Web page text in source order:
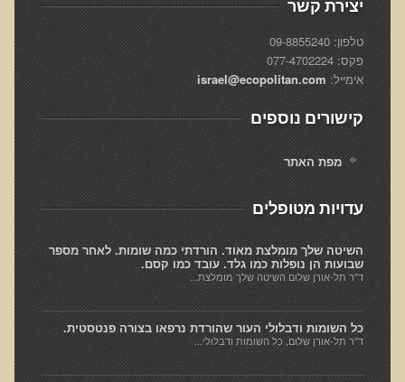
Vitamin B12
Sunspots, Age Spots and 'Liver Spots'
Vitamin D
ADD & Autism
האמת על המזון / The Truth About Your Food
ד"ר תל-אורן ברדיו
מערכת העיכול
נפש בריאה במוח בריא
אנטי אייג'ינג
תזונה ובריאות
טיהור רעלים
חיים ארוכים ובריאים
יצירת קשר
טלפון: 09-8855240
פקס: 077-4702224
אימייל: israel@ecopolitan.com
קישורים נוספים
מפת האתר
עדויות מטופלים
השיטה שלך מומלצת מאוד. הורדתי כמה שומות. לאחר מספר
שבועות הן נופלות כמו גלד. עובד כמו קסם.
ד"ר תל-אורן שלום השיטה שלך מומלצת...
כל השומות ודבלולי העור שהורדת נרפאו בצורה פנטסטית.
ד"ר תל-אורן שלום, כל השומות ודבלולי...